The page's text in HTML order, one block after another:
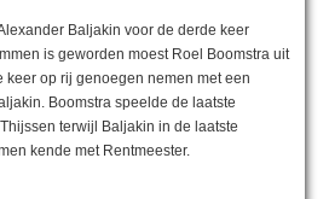
Baljakin voor de derde keer
is geworden moest Roel Boomstra uit
keer op rij genoegen nemen met een
Boomstra speelde de laatste
terwijl Baljakin in de laatste
kende met Rentmeester.